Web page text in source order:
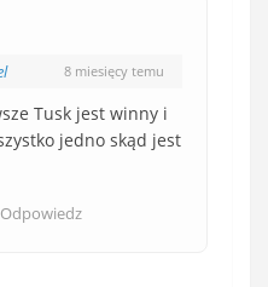
8 miesięcy temu
Tusk jest winny i
jedno skąd jest
Odpowiedz